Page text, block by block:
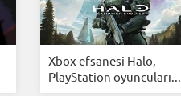
Xbox efsanesi Halo,
PlayStation oyuncuları...